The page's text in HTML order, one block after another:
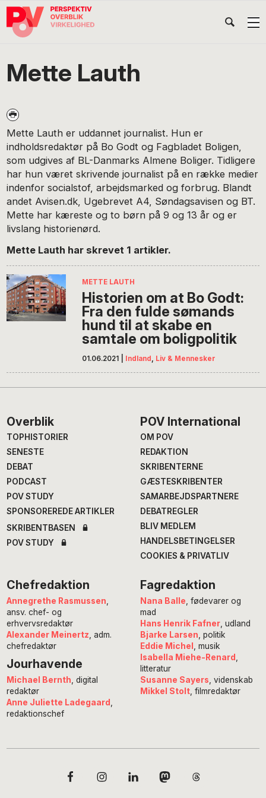
Gå
direkte
navigation
Skip
indhold
Gå
direkte
POV
International
Mette Lauth
Mette Lauth er uddannet journalist. Hun er
indholdsredaktør på Bo Godt og Fagbladet Boligen,
som udgives af BL-Danmarks Almene Boliger. Tidligere
har hun været skrivende journalist på en række medier
indenfor socialstof, arbejdsmarked og forbrug. Blandt
andet Avisen.dk, Ugebrevet A4, Søndagsavisen og BT.
Mette har kæreste og to børn på 9 og 13 år og er
livslang historienørd.
Mette Lauth har skrevet 1 artikler.
METTE LAUTH
Historien om at Bo Godt:
Fra den fulde sømands
hund til at skabe en
samtale om boligpolitik
01.06.2021 Indland Liv & Mennesker
Footer
Overblik
TOPHISTORIER
SENESTE
DEBAT
PODCAST
POV STUDY
SPONSOREREDE ARTIKLER
SKRIBENTBASEN
POV STUDY
POV International
OM POV
REDAKTION
SKRIBENTERNE
GÆSTESKRIBENTER
SAMARBEJDSPARTNERE
DEBATREGLER
BLIV MEDLEM
HANDELSBETINGELSER
COOKIES & PRIVATLIV
Chefredaktion
Annegrethe Rasmussen
ansv. chef- og
erhvervsredaktør
Alexander Meinertz , adm.
chefredaktør
Jourhavende
Michael Bernth, digital
redaktør
Anne Juliette Ladegaard ,
redaktionschef
Fagredaktion
Nana Balle , fødevarer og
mad
Hans Henrik Fafner, udland
Bjarke Larsen , politik
Eddie Michel , musik
Isabella Miehe-Renard
litteratur
Susanne Sayers , videnskab
Mikkel Stolt, filmredaktør